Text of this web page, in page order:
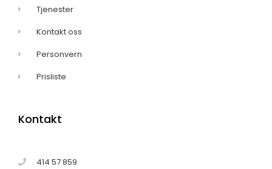
Tjenester
Kontakt oss
Personvern
Prisliste
Kontakt
414 57 859